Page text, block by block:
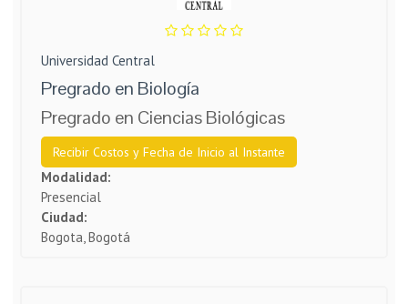
Universidad Central
Pregrado en Biología
Pregrado en Ciencias Biológicas
Recibir Costos y Fecha de Inicio al Instante
Modalidad:
Presencial
Ciudad:
Bogota, Bogotá